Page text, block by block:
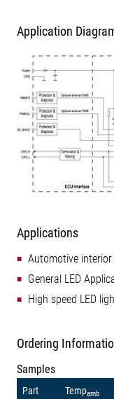
Application
Applications
Automotive
General LED
High speed LED
Ordering
Samples
Part
Tempamb